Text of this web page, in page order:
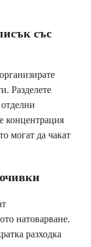
със
Разделете
концентрация
могат да чакат
натоварване.
разходка